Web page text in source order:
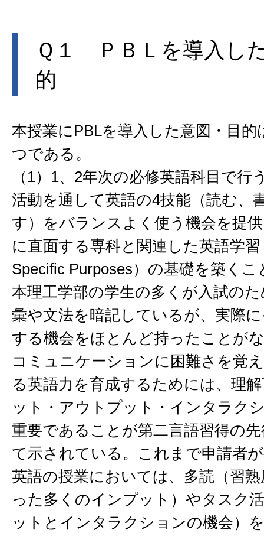
Ｑ１ ＰＢＬを導入し
的
本授業にPBLを導入した意図・目的
つである。
（1）1、2年次の必修英語科目で行
活動を通して英語の4技能（読む、
す）をバランスよく使う機会を提
に直面する専科と関連した英語学
Specific Purposes）の基礎を築くこ
本理工学部の学生の多くが入試の
彙や文法を暗記しているが、実際
する機会をほとんど持ったことが
コミュニケーションに困難さを覚
る英語力を育成するためには、理
ット・アウトプット・インタラク
重要であることが第二言語習得の
て示されている。これまで申請者
英語の授業においては、多読（習
った多くのインプット）やタスク
ットとインタラクションの機会）